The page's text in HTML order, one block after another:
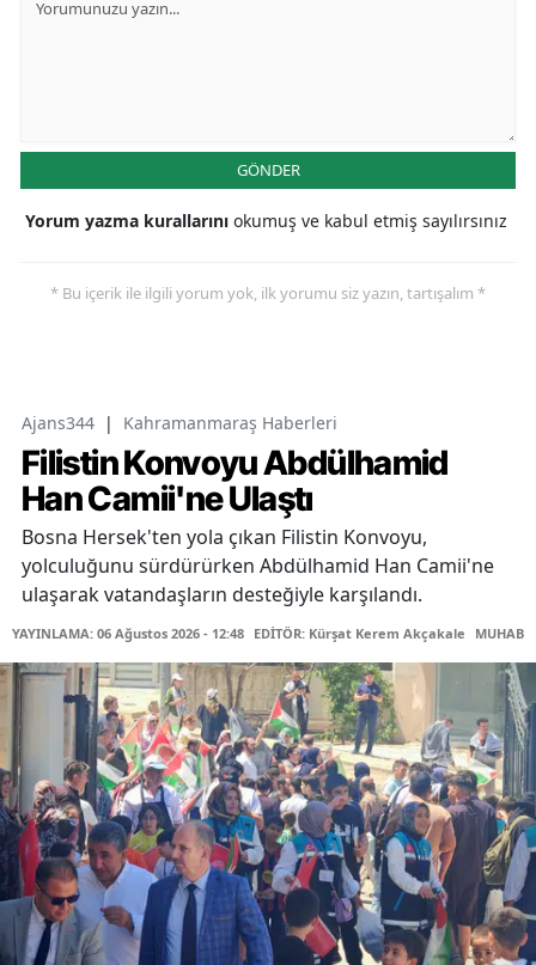
GÖNDER
Yorum yazma kurallarını okumuş ve kabul etmiş sayılırsınız
* Bu içerik ile ilgili yorum yok, ilk yorumu siz yazın, tartışalım *
Ajans344 | Kahramanmaraş Haberleri
Filistin Konvoyu Abdülhamid
Han Camii'ne Ulaştı
Bosna Hersek'ten yola çıkan Filistin Konvoyu,
yolculuğunu sürdürürken Abdülhamid Han Camii'ne
ulaşarak vatandaşların desteğiyle karşılandı.
YAYINLAMA: 06 Ağustos 2026 - 12:48 EDİTÖR: Kürşat Kerem Akçakale